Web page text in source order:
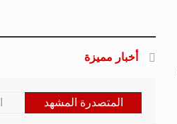
أخبار مميزة
المتصدرة المشهد